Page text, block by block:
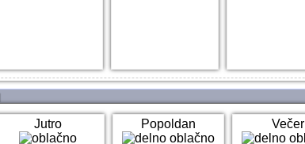
Jutro Popoldan Večer